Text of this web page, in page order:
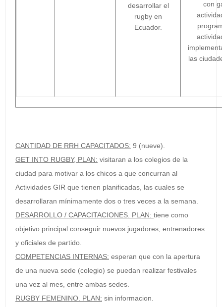
desarrollar el
rugby en
Ecuador.
con
las
CANTIDAD DE RRH CAPACITADOS: 9 (nueve).
GET INTO RUGBY, PLAN: visitaran a los colegios de la
ciudad para motivar a los chicos a que concurran al
Actividades GIR que tienen planificadas, las cuales se
desarrollaran mínimamente dos o tres veces a la semana.
DESARROLLO / CAPACITACIONES. PLAN: tiene como
objetivo principal conseguir nuevos jugadores, entrenadores
y oficiales de partido.
COMPETENCIAS INTERNAS: esperan que con la apertura
de una nueva sede (colegio) se puedan realizar festivales
una vez al mes, entre ambas sedes.
RUGBY FEMENINO. PLAN: sin informacion.